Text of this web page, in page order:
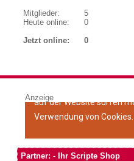
Mitglieder:
Heute online:
5
0
Jetzt online:
0
Anzeige
Partner: - Ihr Scripte Shop